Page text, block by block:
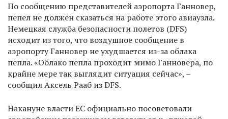
По сообщению представителей аэропорта Ганновер,
пепел не должен сказаться на работе этого авиаузла.
Немецкая служба безопасности полетов (DFS)
исходит из того, что воздушное сообщение в
аэропорту Ганновер не ухудшается из-за облака
пепла. «Облако пепла проходит мимо Ганновера, по
крайне мере так выглядит ситуация сейчас», –
сообщил Аксель Рааб из DFS.
Накануне власти ЕС официально посоветовали